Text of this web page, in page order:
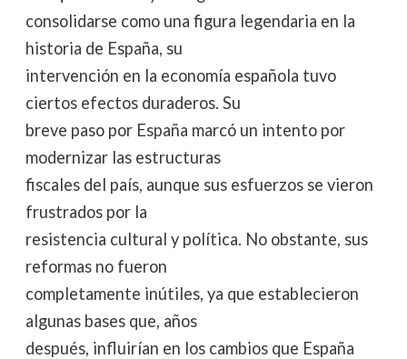
consolidarse como una figura legendaria en la
historia de España, su
intervención en la economía española tuvo
ciertos efectos duraderos. Su
breve paso por España marcó un intento por
modernizar las estructuras
fiscales del país, aunque sus esfuerzos se vieron
frustrados por la
resistencia cultural y política. No obstante, sus
reformas no fueron
completamente inútiles, ya que establecieron
algunas bases que, años
después, influirían en los cambios que España